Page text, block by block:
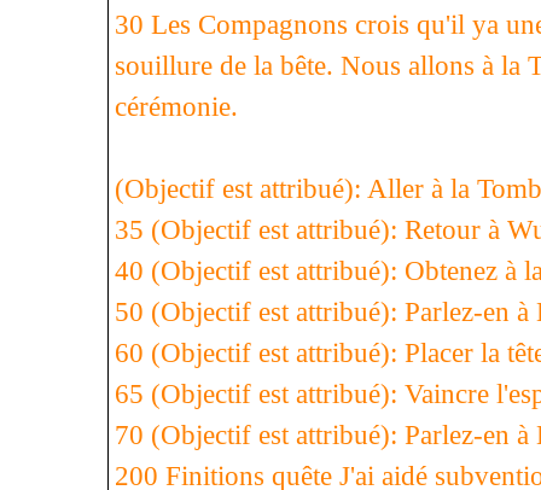
30 Les Compagnons crois qu'il ya
souillure de la bête. Nous allons à la
cérémonie.
(Objectif est attribué): Aller à la
35 (Objectif est attribué): Retour à
40 (Objectif est attribué): Obtenez à
50 (Objectif est attribué): Parlez-en à
60 (Objectif est attribué): Placer la
65 (Objectif est attribué): Vaincre
70 (Objectif est attribué): Parlez-en à
200 Finitions quête J'ai aidé